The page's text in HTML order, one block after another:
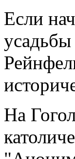
Если
На